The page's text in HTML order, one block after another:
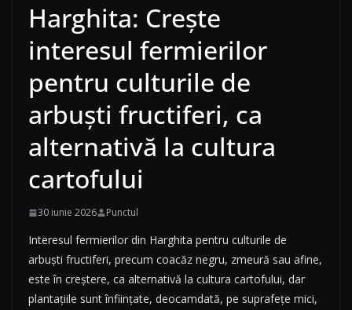
Harghita: Creşte
interesul fermierilor
pentru culturile de
arbuşti fructiferi, ca
alternativă la cultura
cartofului
30 iunie 2026 Punctul
Interesul fermierilor din Harghita pentru culturile de
arbuşti fructiferi, precum coacăz negru, zmeură sau afine,
este în creştere, ca alternativă la cultura cartofului, dar
plantaţiile sunt înfiinţate, deocamdată, pe suprafeţe mici,